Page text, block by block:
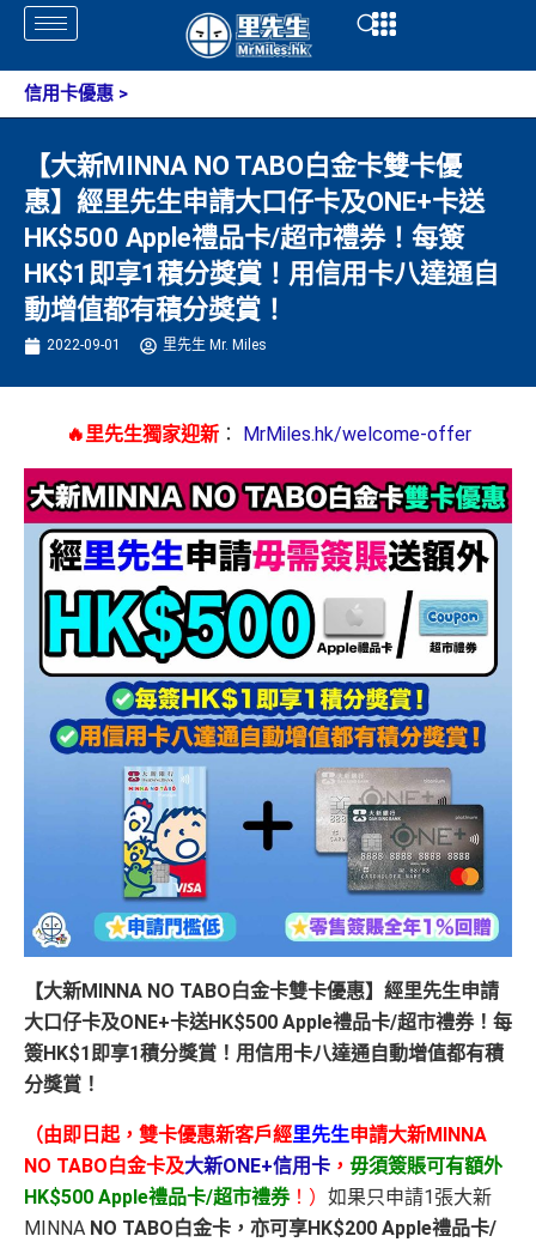
Skip
content
Open
信用卡優惠 >
【大新MINNA NO TABO白金卡雙卡優
惠】經里先生申請大口仔卡及ONE+卡送
HK$500 Apple禮品卡/超市禮券！每簽
HK$1即享1積分獎賞！用信用卡八達通自
動增值都有積分獎賞！
2022-09-01 里先生 Mr. Miles
🔥里先生獨家迎新： MrMiles.hk/welcome-offer
【大新MINNA NO TABO白金卡雙卡優惠】經里先生申請
大口仔卡及ONE+卡送HK$500 Apple禮品卡/超市禮券！每
簽HK$1即享1積分獎賞！用信用卡八達通自動增值都有積
分獎賞！
（由即日起，雙卡優惠新客戶經里先生申請大新MINNA
NO TABO白金卡及大新ONE+信用卡 ， 毋須簽賬可有額外
HK$500 Apple禮品卡/超市禮券！） 如果只申請1張大新
MINNA NO TABO白金卡 ，亦可享HK$200 Apple禮品卡/